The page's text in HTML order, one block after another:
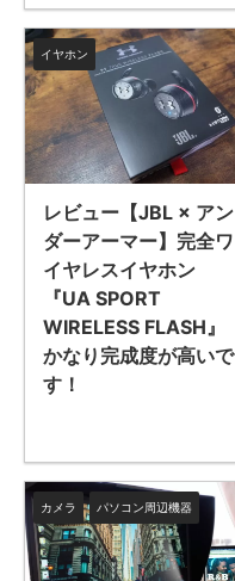
イヤホン
レビュー【JBL × アン
ダーアーマー】完全ワ
イヤレスイヤホン
『UA SPORT
WIRELESS FLASH』
かなり完成度が高いで
す！
カメラ パソコン周辺機器